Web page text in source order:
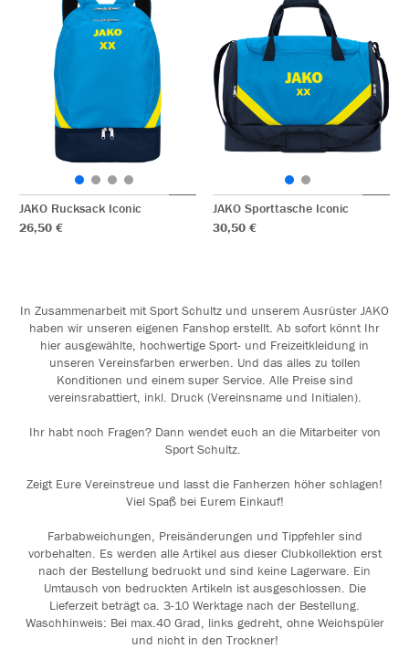
JAKO Rucksack Iconic
26,50 €
JAKO Sporttasche Iconic
30,50 €
In Zusammenarbeit mit Sport Schultz und unserem Ausrüster JAKO
haben wir unseren eigenen Fanshop erstellt. Ab sofort könnt Ihr
hier ausgewählte, hochwertige Sport- und Freizeitkleidung in
unseren Vereinsfarben erwerben. Und das alles zu tollen
Konditionen und einem super Service. Alle Preise sind
vereinsrabattiert, inkl. Druck (Vereinsname und Initialen).
Ihr habt noch Fragen? Dann wendet euch an die Mitarbeiter von
Sport Schultz.
Zeigt Eure Vereinstreue und lasst die Fanherzen höher schlagen!
Viel Spaß bei Eurem Einkauf!
Farbabweichungen, Preisänderungen und Tippfehler sind
vorbehalten. Es werden alle Artikel aus dieser Clubkollektion erst
nach der Bestellung bedruckt und sind keine Lagerware. Ein
Umtausch von bedruckten Artikeln ist ausgeschlossen. Die
Lieferzeit beträgt ca. 3-10 Werktage nach der Bestellung.
Waschhinweis: Bei max.40 Grad, links gedreht, ohne Weichspüler
und nicht in den Trockner!